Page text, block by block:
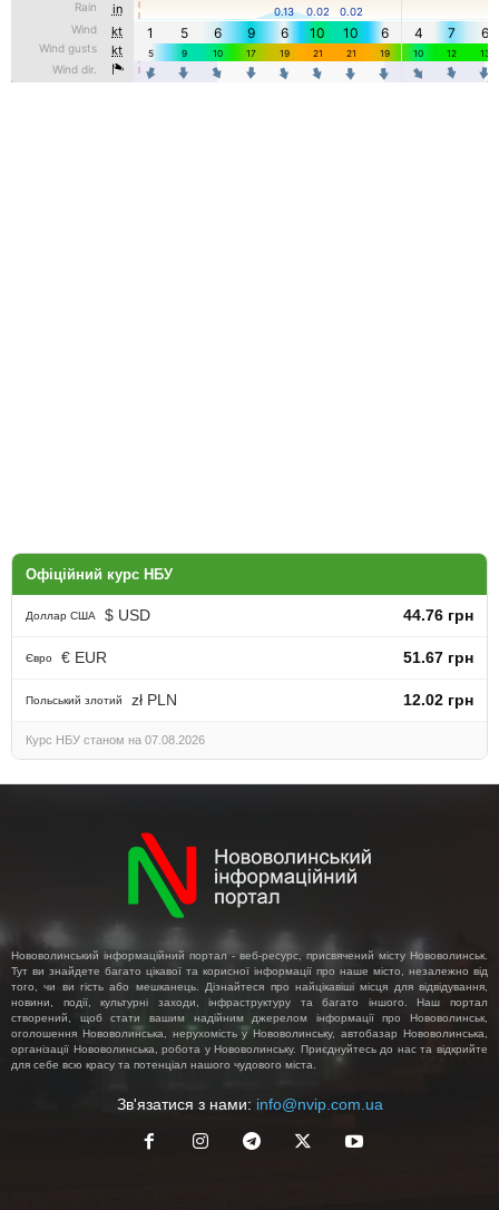
Офіційний курс НБУ
Доллар США $ USD 44.76 грн
Євро € EUR 51.67 грн
Польський злотий zł PLN 12.02 грн
Курс НБУ станом на 07.08.2026
Нововолинський інформаційний портал - веб-ресурс, присвячений місту Нововолинськ.
Тут ви знайдете багато цікавої та корисної інформації про наше місто, незалежно від
того, чи ви гість або мешканець. Дізнайтеся про найцікавіші місця для відвідування,
новини, події, культурні заходи, інфраструктуру та багато іншого. Наш портал
створений, щоб стати вашим надійним джерелом інформації про Нововолинськ,
оголошення Нововолинська, нерухомість у Нововолинську, автобазар Нововолинська,
організації Нововолинська, робота у Нововолинську. Приєднуйтесь до нас та відкрийте
для себе всю красу та потенціал нашого чудового міста.
Зв'язатися з нами: info@nvip.com.ua